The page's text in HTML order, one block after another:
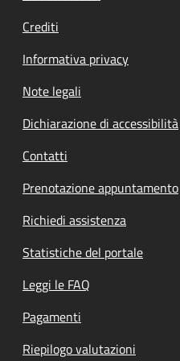
Crediti
Informativa privacy
Note legali
Dichiarazione di accessibilità
Contatti
Prenotazione appuntamento
Richiedi assistenza
Statistiche del portale
Leggi le FAQ
Pagamenti
Riepilogo valutazioni